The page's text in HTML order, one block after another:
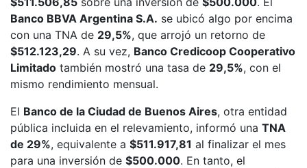
Banco BBVA Argentina S.A. se ubicó algo por encima
con una TNA de 29,5%, que arrojó un retorno de
$512.123,29. A su vez, Banco Credicoop Cooperativo
Limitado también mostró una tasa de 29,5%, con el
mismo rendimiento mensual.
El Banco de la Ciudad de Buenos Aires, otra entidad
pública incluida en el relevamiento, informó una TNA
de 29%, equivalente a $511.917,81 al finalizar el mes
para una inversión de $500.000. En tanto, el